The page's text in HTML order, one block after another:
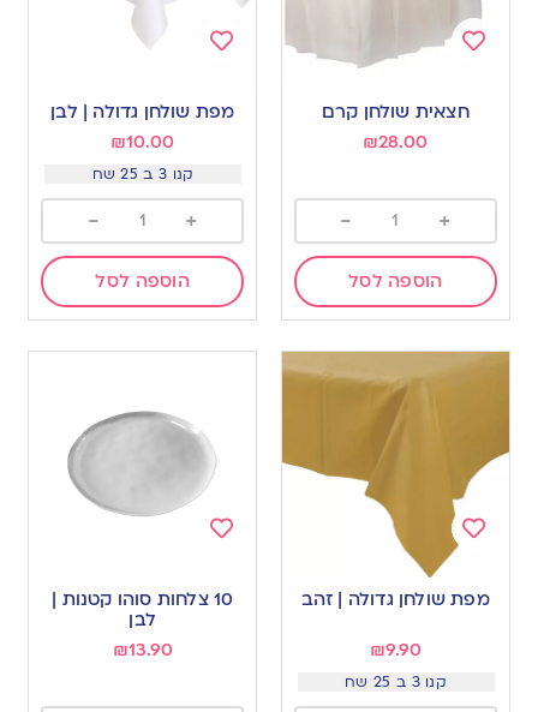
חצאית שולחן קרם
₪28.00
+
-
הוספה לסל
to
מפת שולחן גדולה | לבן
₪10.00
קנו 3 ב 25 שח
+
-
הוספה לסל
to
מפת שולחן גדולה | זהב
₪9.90
קנו 3 ב 25 שח
to
10 צלחות סוהו קטנות |
לבן
₪13.90